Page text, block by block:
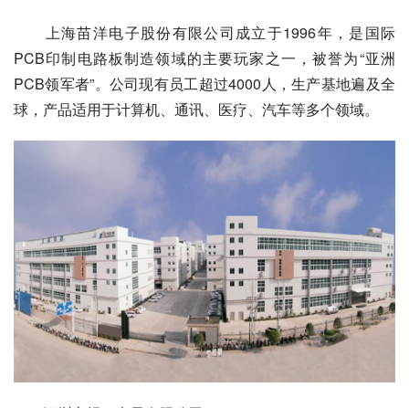
上海苗洋电子股份有限公司成立于1996年，是国际
PCB印制电路板制造领域的主要玩家之一，被誉为“亚洲
PCB领军者”。公司现有员工超过4000人，生产基地遍及全
球，产品适用于计算机、通讯、医疗、汽车等多个领域。